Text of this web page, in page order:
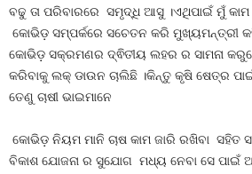
ବଢୁ ତା ପରିବାରରେ ସମୃଦ୍ଧି ଆସୁ ।ଏଥିପାଇଁ ମୁଁ କାମ
କୋଭିଡ଼ ସମ୍ପର୍କରେ ସଚେତନ କରି ମୁଖ୍ୟମନ୍ତ୍ରୀ
କୋଭିଡ଼ ସକ୍ରମଣର ଦ୍ଵିତୀୟ ଲହର ର ସାମନା
କରିବାକୁ ଲକ୍ ଡାଉନ ଚାଲିଛି ।କିନ୍ତୁ କୃଷି ଷେତ୍ର
ତେଣୁ ଚାଷୀ ଭାଇମାନେ
କୋଭିଡ଼ ନିୟମ ମାନି ଚାଷ କାମ ଜାରି ରଖିବା ସହିତ
ବିକାଶ ଯୋଜନା ର ସୁଯୋଗ ମଧ୍ୟ ନେବା ସେ ପାଇଁ